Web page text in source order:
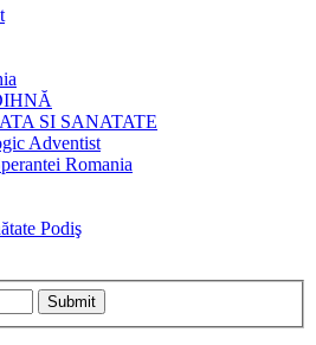
SI SANATATE
Adventist
Romania
Podiş
Submit